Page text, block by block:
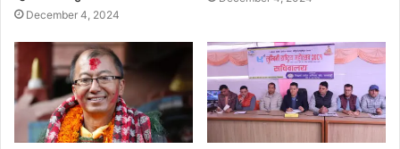
December 4, 2024